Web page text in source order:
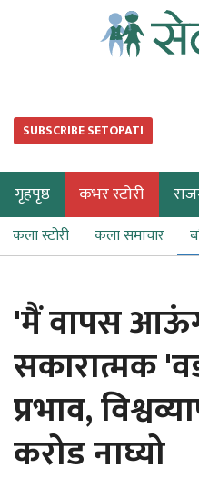
SUBSCRIBE SETOPATI
गृहपृष्ठ कभर स्टोरी
कला स्टोरी कला समाचार
'मैं वापस
सकारात्मक
प्रभाव,
करोड नाघ्यो